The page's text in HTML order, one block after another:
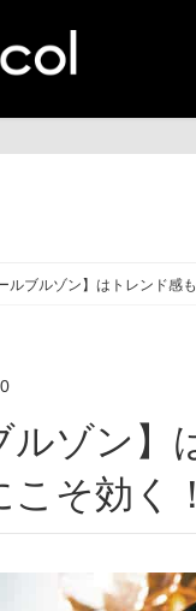
ルブルゾン】はトレンド感
そ効く！